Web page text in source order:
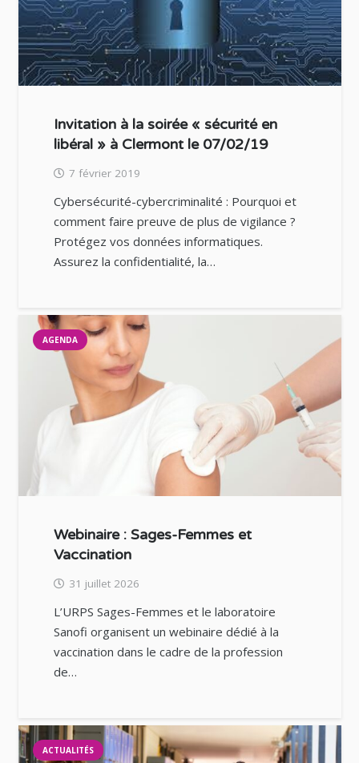
Invitation à la soirée « sécurité en
libéral » à Clermont le 07/02/19
7 février 2019
Cybersécurité-cybercriminalité : Pourquoi et
comment faire preuve de plus de vigilance ?
Protégez vos données informatiques.
Assurez la confidentialité, la…
AGENDA
Webinaire : Sages-Femmes et
Vaccination
31 juillet 2026
L’URPS Sages-Femmes et le laboratoire
Sanofi organisent un webinaire dédié à la
vaccination dans le cadre de la profession
de…
ACTUALITÉS